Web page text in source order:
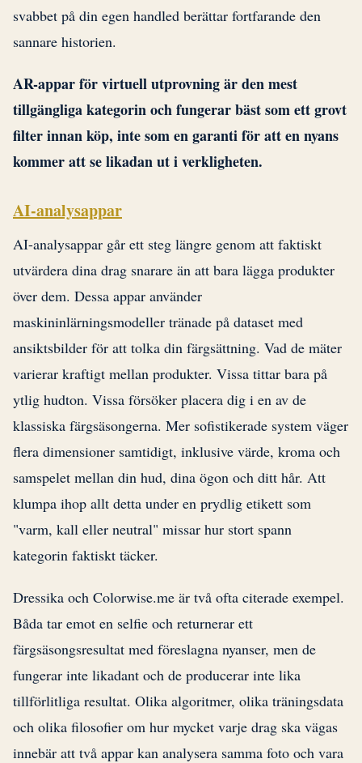
svabbet på din egen handled berättar fortfarande den
sannare historien.
AR-appar för virtuell utprovning är den mest
tillgängliga kategorin och fungerar bäst som ett grovt
filter innan köp, inte som en garanti för att en nyans
kommer att se likadan ut i verkligheten.
AI-analysappar
AI-analysappar går ett steg längre genom att faktiskt
utvärdera dina drag snarare än att bara lägga produkter
över dem. Dessa appar använder
maskininlärningsmodeller tränade på dataset med
ansiktsbilder för att tolka din färgsättning. Vad de mäter
varierar kraftigt mellan produkter. Vissa tittar bara på
ytlig hudton. Vissa försöker placera dig i en av de
klassiska färgsäsongerna. Mer sofistikerade system väger
flera dimensioner samtidigt, inklusive värde, kroma och
samspelet mellan din hud, dina ögon och ditt hår. Att
klumpa ihop allt detta under en prydlig etikett som
"varm, kall eller neutral" missar hur stort spann
kategorin faktiskt täcker.
Dressika och Colorwise.me är två ofta citerade exempel.
Båda tar emot en selfie och returnerar ett
färgsäsongsresultat med föreslagna nyanser, men de
fungerar inte likadant och de producerar inte lika
tillförlitliga resultat. Olika algoritmer, olika träningsdata
och olika filosofier om hur mycket varje drag ska vägas
innebär att två appar kan analysera samma foto och vara